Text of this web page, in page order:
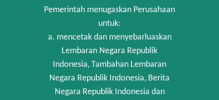
Pemerintah menugaskan Perusahaan
untuk:
a. mencetak dan menyebarluaskan
Lembaran Negara Republik
Indonesia, Tambahan Lembaran
Negara Republik Indonesia, Berita
Negara Republik Indonesia dan